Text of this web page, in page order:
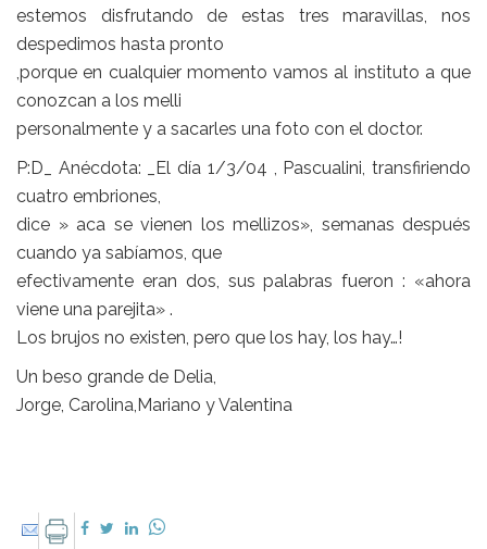
estemos disfrutando de estas tres maravillas, nos
despedimos hasta pronto
,porque en cualquier momento vamos al instituto a que
conozcan a los melli
personalmente y a sacarles una foto con el doctor.
P:D_ Anécdota: _El día 1/3/04 , Pascualini, transfiriendo
cuatro embriones,
dice » aca se vienen los mellizos», semanas después
cuando ya sabíamos, que
efectivamente eran dos, sus palabras fueron : «ahora
viene una parejita» .
Los brujos no existen, pero que los hay, los hay…!
Un beso grande de Delia,
Jorge, Carolina,Mariano y Valentina